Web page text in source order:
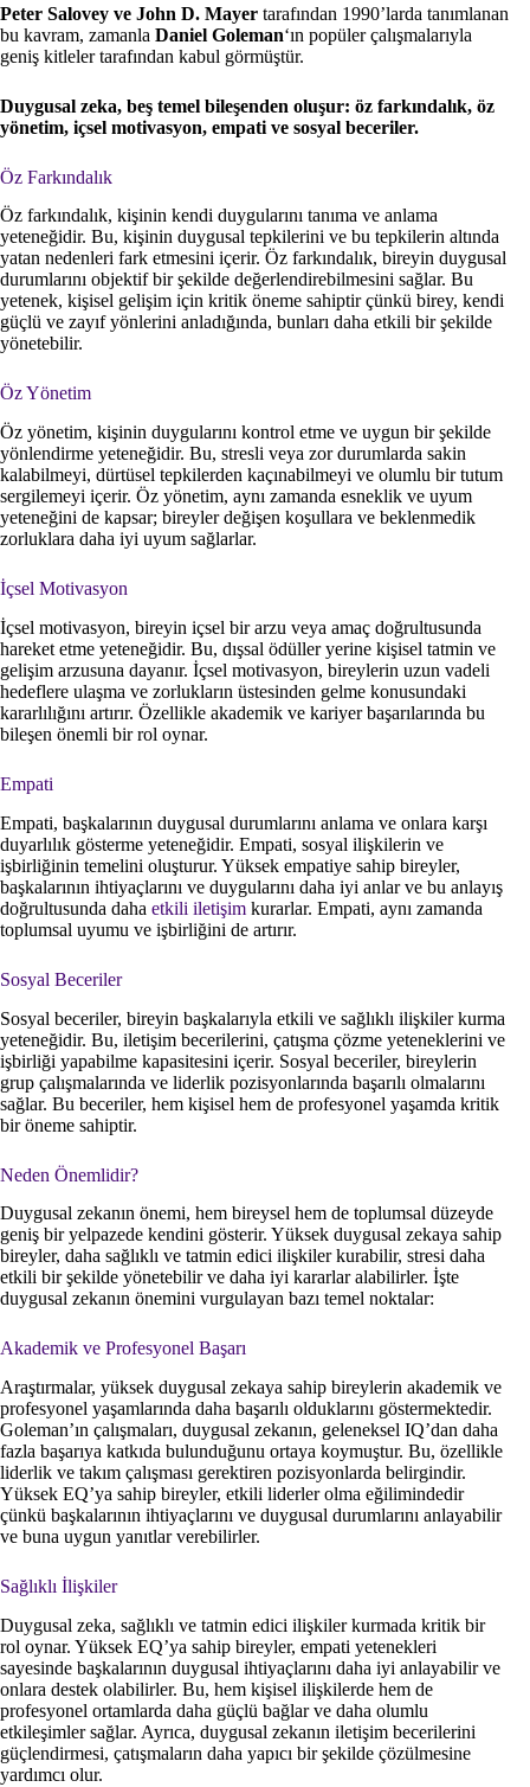
Peter Salovey ve John D. Mayer tarafından 1990’larda tanımlanan
bu kavram, zamanla Daniel Goleman‘ın popüler çalışmalarıyla
geniş kitleler tarafından kabul görmüştür.
Duygusal zeka, beş temel bileşenden oluşur: öz farkındalık, öz
yönetim, içsel motivasyon, empati ve sosyal beceriler.
Öz Farkındalık
Öz farkındalık, kişinin kendi duygularını tanıma ve anlama
yeteneğidir. Bu, kişinin duygusal tepkilerini ve bu tepkilerin altında
yatan nedenleri fark etmesini içerir. Öz farkındalık, bireyin duygusal
durumlarını objektif bir şekilde değerlendirebilmesini sağlar. Bu
yetenek, kişisel gelişim için kritik öneme sahiptir çünkü birey, kendi
güçlü ve zayıf yönlerini anladığında, bunları daha etkili bir şekilde
yönetebilir.
Öz Yönetim
Öz yönetim, kişinin duygularını kontrol etme ve uygun bir şekilde
yönlendirme yeteneğidir. Bu, stresli veya zor durumlarda sakin
kalabilmeyi, dürtüsel tepkilerden kaçınabilmeyi ve olumlu bir tutum
sergilemeyi içerir. Öz yönetim, aynı zamanda esneklik ve uyum
yeteneğini de kapsar; bireyler değişen koşullara ve beklenmedik
zorluklara daha iyi uyum sağlarlar.
İçsel Motivasyon
İçsel motivasyon, bireyin içsel bir arzu veya amaç doğrultusunda
hareket etme yeteneğidir. Bu, dışsal ödüller yerine kişisel tatmin ve
gelişim arzusuna dayanır. İçsel motivasyon, bireylerin uzun vadeli
hedeflere ulaşma ve zorlukların üstesinden gelme konusundaki
kararlılığını artırır. Özellikle akademik ve kariyer başarılarında bu
bileşen önemli bir rol oynar.
Empati
Empati, başkalarının duygusal durumlarını anlama ve onlara karşı
duyarlılık gösterme yeteneğidir. Empati, sosyal ilişkilerin ve
işbirliğinin temelini oluşturur. Yüksek empatiye sahip bireyler,
başkalarının ihtiyaçlarını ve duygularını daha iyi anlar ve bu anlayış
doğrultusunda daha etkili iletişim kurarlar. Empati, aynı zamanda
toplumsal uyumu ve işbirliğini de artırır.
Sosyal Beceriler
Sosyal beceriler, bireyin başkalarıyla etkili ve sağlıklı ilişkiler kurma
yeteneğidir. Bu, iletişim becerilerini, çatışma çözme yeteneklerini ve
işbirliği yapabilme kapasitesini içerir. Sosyal beceriler, bireylerin
grup çalışmalarında ve liderlik pozisyonlarında başarılı olmalarını
sağlar. Bu beceriler, hem kişisel hem de profesyonel yaşamda kritik
bir öneme sahiptir.
Neden Önemlidir?
Duygusal zekanın önemi, hem bireysel hem de toplumsal düzeyde
geniş bir yelpazede kendini gösterir. Yüksek duygusal zekaya sahip
bireyler, daha sağlıklı ve tatmin edici ilişkiler kurabilir, stresi daha
etkili bir şekilde yönetebilir ve daha iyi kararlar alabilirler. İşte
duygusal zekanın önemini vurgulayan bazı temel noktalar:
Akademik ve Profesyonel Başarı
Araştırmalar, yüksek duygusal zekaya sahip bireylerin akademik ve
profesyonel yaşamlarında daha başarılı olduklarını göstermektedir.
Goleman’ın çalışmaları, duygusal zekanın, geleneksel IQ’dan daha
fazla başarıya katkıda bulunduğunu ortaya koymuştur. Bu, özellikle
liderlik ve takım çalışması gerektiren pozisyonlarda belirgindir.
Yüksek EQ’ya sahip bireyler, etkili liderler olma eğilimindedir
çünkü başkalarının ihtiyaçlarını ve duygusal durumlarını anlayabilir
ve buna uygun yanıtlar verebilirler.
Sağlıklı İlişkiler
Duygusal zeka, sağlıklı ve tatmin edici ilişkiler kurmada kritik bir
rol oynar. Yüksek EQ’ya sahip bireyler, empati yetenekleri
sayesinde başkalarının duygusal ihtiyaçlarını daha iyi anlayabilir ve
onlara destek olabilirler. Bu, hem kişisel ilişkilerde hem de
profesyonel ortamlarda daha güçlü bağlar ve daha olumlu
etkileşimler sağlar. Ayrıca, duygusal zekanın iletişim becerilerini
güçlendirmesi, çatışmaların daha yapıcı bir şekilde çözülmesine
yardımcı olur.